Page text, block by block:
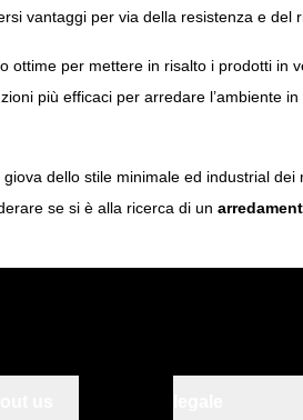
vantaggi per via della resistenza e del
ottime per mettere in risalto i prodotti in
più efficaci per arredare l’ambiente
dello stile minimale ed industrial
se si è alla ricerca di un